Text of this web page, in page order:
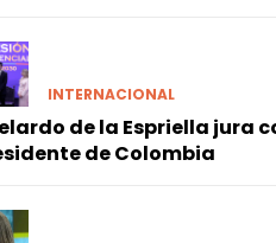
INTERNACIONAL
de la Espriella jura
de Colombia